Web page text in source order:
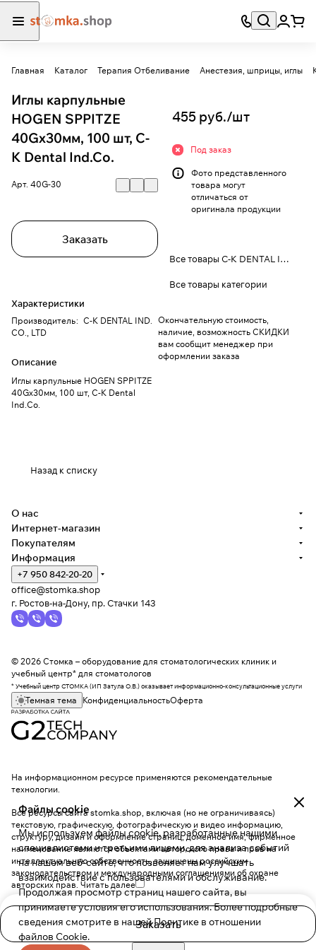
Главная Каталог Терапия Отбеливание Анестезия, шприцы, иглы
Иглы карпульные
HOGEN SPPITZE
40Gх30мм, 100 шт, C-
K Dental Ind.Co.
Арт. 40G-30
Заказать
Характеристики
Производитель: C-K DENTAL IND.
CO., LTD
Описание
Иглы карпульные HOGEN SPPITZE
40Gх30мм, 100 шт, C-K Dental
Ind.Co.
455 руб./шт
Под заказ
Фото представленного
товара могут
отличаться от
оригинала продукции
Все товары C-K DENTAL IND. CO., LTD
Все товары категории
Окончательную стоимость,
наличие, возможность СКИДКИ
вам сообщит менеджер при
оформлении заказа
Назад к списку
Заказать
Файлы cookie
Мы используем файлы cookie, разработанные нашими
специалистами и третьими лицами, для анализа событий
на нашем веб-сайте, что позволяет нам улучшать
взаимодействие с пользователями и обслуживание.
Продолжая просмотр страниц нашего сайта, вы
принимаете условия его использования. Более подробные
сведения смотрите в нашейПолитике в отношении
файлов Cookie.
О нас
Интернет-магазин
Покупателям
Информация
+7 950 842-20-20
office@stomka.shop
г. Ростов-на-Дону, пр. Стачки 143
© 2026 Стомка – оборудование для стоматологических клиник и
учебный центр* для стоматологов
* Учебный центр СТОМКА (ИП Затула О.В.) оказывает информационно-консультационные услуги
Темная тема КонфиденциальностьОферта
На информационном ресурсе применяются рекомендательные
технологии.
Все ресурсы сайта stomka.shop, включая (но не ограничиваясь)
текстовую, графическую, фотографическую и видео информацию,
структуру, дизайн и оформление страниц, доменное имя, фирменное
наименование являются объектами авторского права и прав на
интеллектуальную собственность, защищены российским
законодательством и международными соглашениями об охране
авторских прав. Читать далее